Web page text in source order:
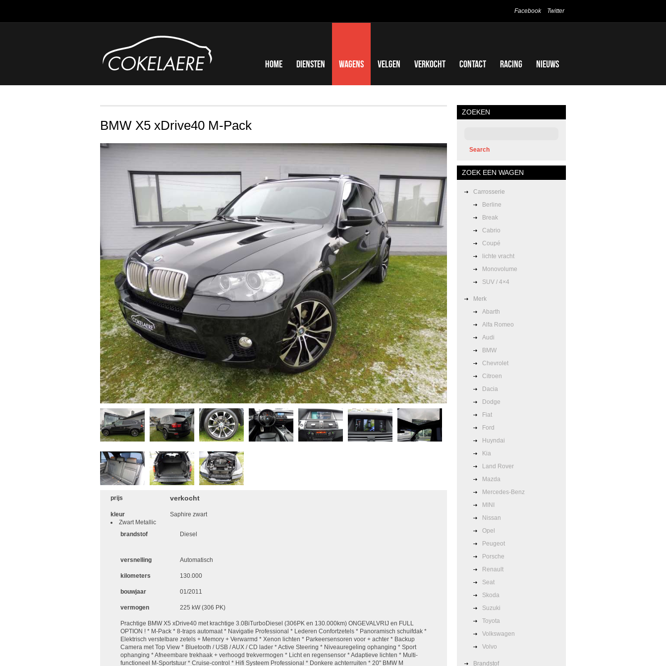
Home Diensten Wagens Velgen Verkocht Contact Racing Nieuws
Facebook Twitter
BMW X5 xDrive40 M-Pack
prijs verkocht
kleur
Saphire zwart
Zwart Metallic
brandstof
Diesel
versnelling Automatisch
kilometers 130.000
bouwjaar 01/2011
vermogen 225 kW (306 PK)
Prachtige BMW X5 xDrive40 met krachtige 3.0BiTurboDiesel (306PK en 130.000km) ONGEVALVRIJ en FULL
OPTION ! * M-Pack * 8-traps automaat * Navigatie Professional * Lederen Confortzetels * Panoramisch schuifdak *
Elektrisch verstelbare zetels + Memory + Verwarmd * Xenon lichten * Parkeersensoren voor + achter * Backup
Camera met Top View * Bluetooth / USB / AUX / CD lader * Active Steering * Niveauregeling ophanging * Sport
ophanging * Afneembare trekhaak + verhoogd trekvermogen * Licht en regensensor * Adaptieve lichten * Multi-
functioneel M-Sportstuur * Cruise-control * Hifi Systeem Professional * Donkere achterruiten * 20" BMW M
ZOEKEN
ZOEK EEN WAGEN
Carrosserie
Berline
Break
Cabrio
Coupé
lichte vracht
Monovolume
SUV / 4×4
Merk
Abarth
Alfa Romeo
Audi
BMW
Chevrolet
Citroen
Dacia
Dodge
Fiat
Ford
Huyndai
Kia
Land Rover
Mazda
Mercedes-Benz
MINI
Nissan
Opel
Peugeot
Porsche
Renault
Seat
Skoda
Suzuki
Toyota
Volkswagen
Volvo
Brandstof